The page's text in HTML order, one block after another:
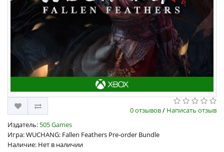
0 отзывов/ Написать отзыв
Издатель: 505 Games
Игра: WUCHANG: Fallen Feathers Pre-order Bundle
Наличие: Нет в наличии